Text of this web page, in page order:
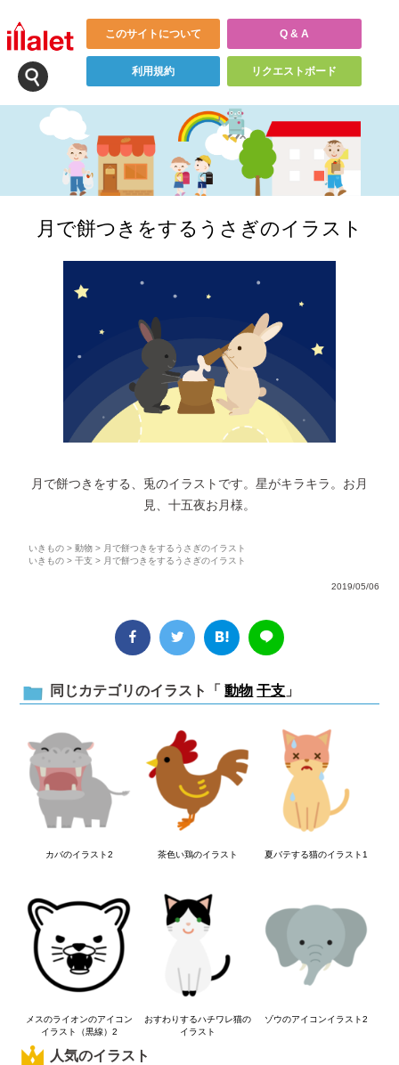
このサイトについて Q & A
利用規約 リクエストボード
月で餅つきをするうさぎのイラスト
月で餅つきをする、兎のイラストです。星がキラキラ。お月
見、十五夜お月様。
いきもの > 動物 > 月で餅つきをするうさぎのイラスト
いきもの >干支 > 月で餅つきをするうさぎのイラスト
2019/05/06
同じカテゴリのイラスト「 動物 干支 」
カバのイラスト2 茶色い鶏のイラスト 夏バテする猫のイラスト1
メスのライオンのアイコン
イラスト（黒線）2
おすわりするハチワレ猫の
イラスト
ゾウのアイコンイラスト2
人気のイラスト